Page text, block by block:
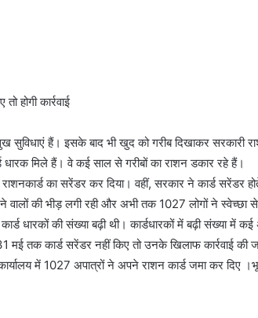
होगी कार्रवाई
सुविधाएं हैं। इसके बाद भी खुद को गरीब दिखाकर
मिले हैं। वे कई साल से गरीबों का राशन डकार रहे हैं।
का सरेंडर कर दिया। वहीं, सरकार ने कार्ड सरेंडर
वालों की भीड़ लगी रही और अभी तक 1027 लोगों ने स्वेच्छा
धारकों की संख्या बढ़ी थी। कार्डधारकों में बढ़ी संख्या में कई
मई तक कार्ड सरेंडर नहीं किए तो उनके खिलाफ कार्रवाई की
में 1027 अपात्रों ने अपने राशन कार्ड जमा कर दिए
को देखकर